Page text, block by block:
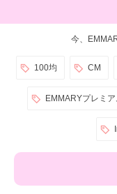
今、
100均 CM
EMMARYプレミア